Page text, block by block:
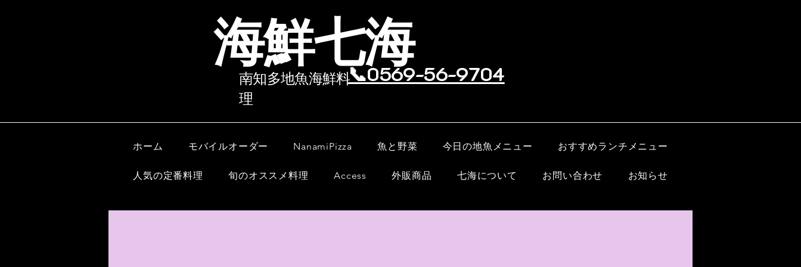
海鮮七海
南知多地魚海鮮料
理
📞0569-56-9704
ホーム モバイルオーダー NanamiPizza 魚と野菜 今日の地魚メニュー おすすめランチメニュー
人気の定番料理 旬のオススメ料理 Access 外販商品 七海について お問い合わせ お知らせ